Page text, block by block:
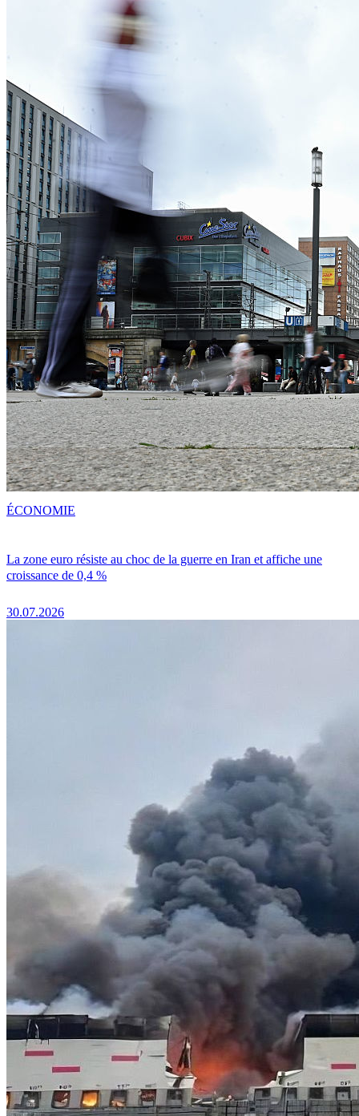
La zone euro résiste au choc de la guerre en Iran et affiche une
croissance de 0,4 %
30.07.2026
ÉCONOMIE